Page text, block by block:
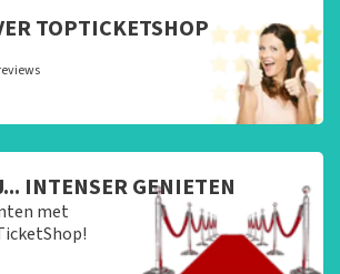
TOPTICKETSHOP
INTENSER GENIETEN
met